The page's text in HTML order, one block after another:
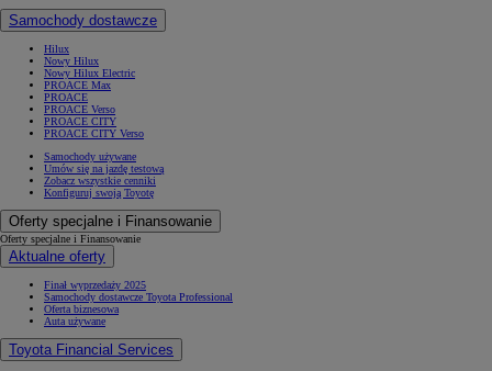
Samochody dostawcze
Hilux
Nowy Hilux
Nowy Hilux Electric
PROACE Max
PROACE
PROACE Verso
PROACE CITY
PROACE CITY Verso
Samochody używane
Umów się na jazdę testową
Zobacz wszystkie cenniki
Konfiguruj swoją Toyotę
Oferty specjalne i Finansowanie
Oferty specjalne i Finansowanie
Aktualne oferty
Finał wyprzedaży 2025
Samochody dostawcze Toyota Professional
Oferta biznesowa
Auta używane
Toyota Financial Services